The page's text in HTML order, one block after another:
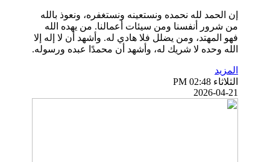
إن الحمد لله نحمده ونستعينه ونستغفره، ونعوذ بالله
من شرور أنفسنا ومن سيئات أعمالنا. من يهده الله
فهو المهتد، ومن يضلل فلا هادي له. وأشهد أن لا إله إلا
الله وحده لا شريك له، وأشهد أن محمدًا عبده ورسوله.
المزيد
الثلاثاء PM 02:48
2026-04-21